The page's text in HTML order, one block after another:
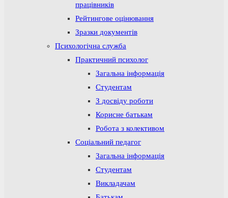
працівників
Рейтингове оцінювання
Зразки документів
Психологічна служба
Практичний психолог
Загальна інформація
Студентам
З досвіду роботи
Корисне батькам
Робота з колективом
Соціальний педагог
Загальна інформація
Студентам
Викладачам